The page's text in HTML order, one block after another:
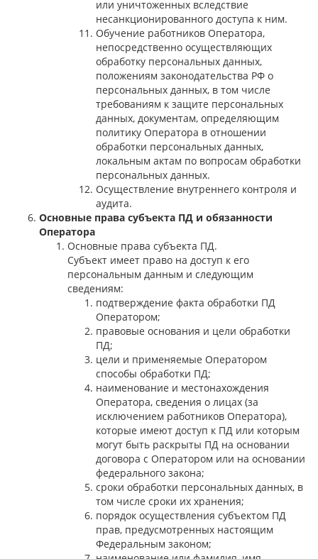
или уничтоженных вследствие
несанкционированного доступа к ним.
Обучение работников Оператора,
непосредственно осуществляющих
обработку персональных данных,
положениям законодательства РФ о
персональных данных, в том числе
требованиям к защите персональных
данных, документам, определяющим
политику Оператора в отношении
обработки персональных данных,
локальным актам по вопросам обработки
персональных данных.
Осуществление внутреннего контроля и
аудита.
Основные права субъекта ПД и обязанности
Оператора
Основные права субъекта ПД.
Субъект имеет право на доступ к его
персональным данным и следующим
сведениям:
подтверждение факта обработки ПД
Оператором;
правовые основания и цели обработки
ПД;
цели и применяемые Оператором
способы обработки ПД;
наименование и местонахождения
Оператора, сведения о лицах (за
исключением работников Оператора),
которые имеют доступ к ПД или которым
могут быть раскрыты ПД на основании
договора с Оператором или на основании
федерального закона;
сроки обработки персональных данных, в
том числе сроки их хранения;
порядок осуществления субъектом ПД
прав, предусмотренных настоящим
Федеральным законом;